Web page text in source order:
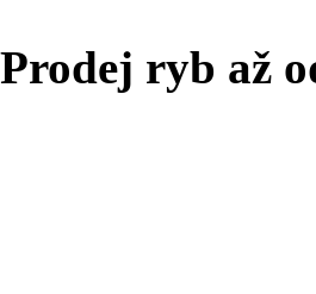
Prodej ryb až